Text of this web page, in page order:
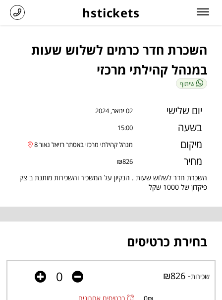
hstickets
השכרת חדר כרמים לשלוש שעות
במנהל קהילתי מרכזי
שיתוף
יום שלישי 02 ינואר, 2024
בשעה 15:00
מיקום מנהל קהילתי מרכזי באסתר רזיאל נאור 8
מחיר ₪826
השכרת חדר לשלוש שעות . הנקיון על המשכיר והשכירות מותנת ב צק
פיקדון של 1000 שקל
בחירת כרטיסים
שכירות- ₪826